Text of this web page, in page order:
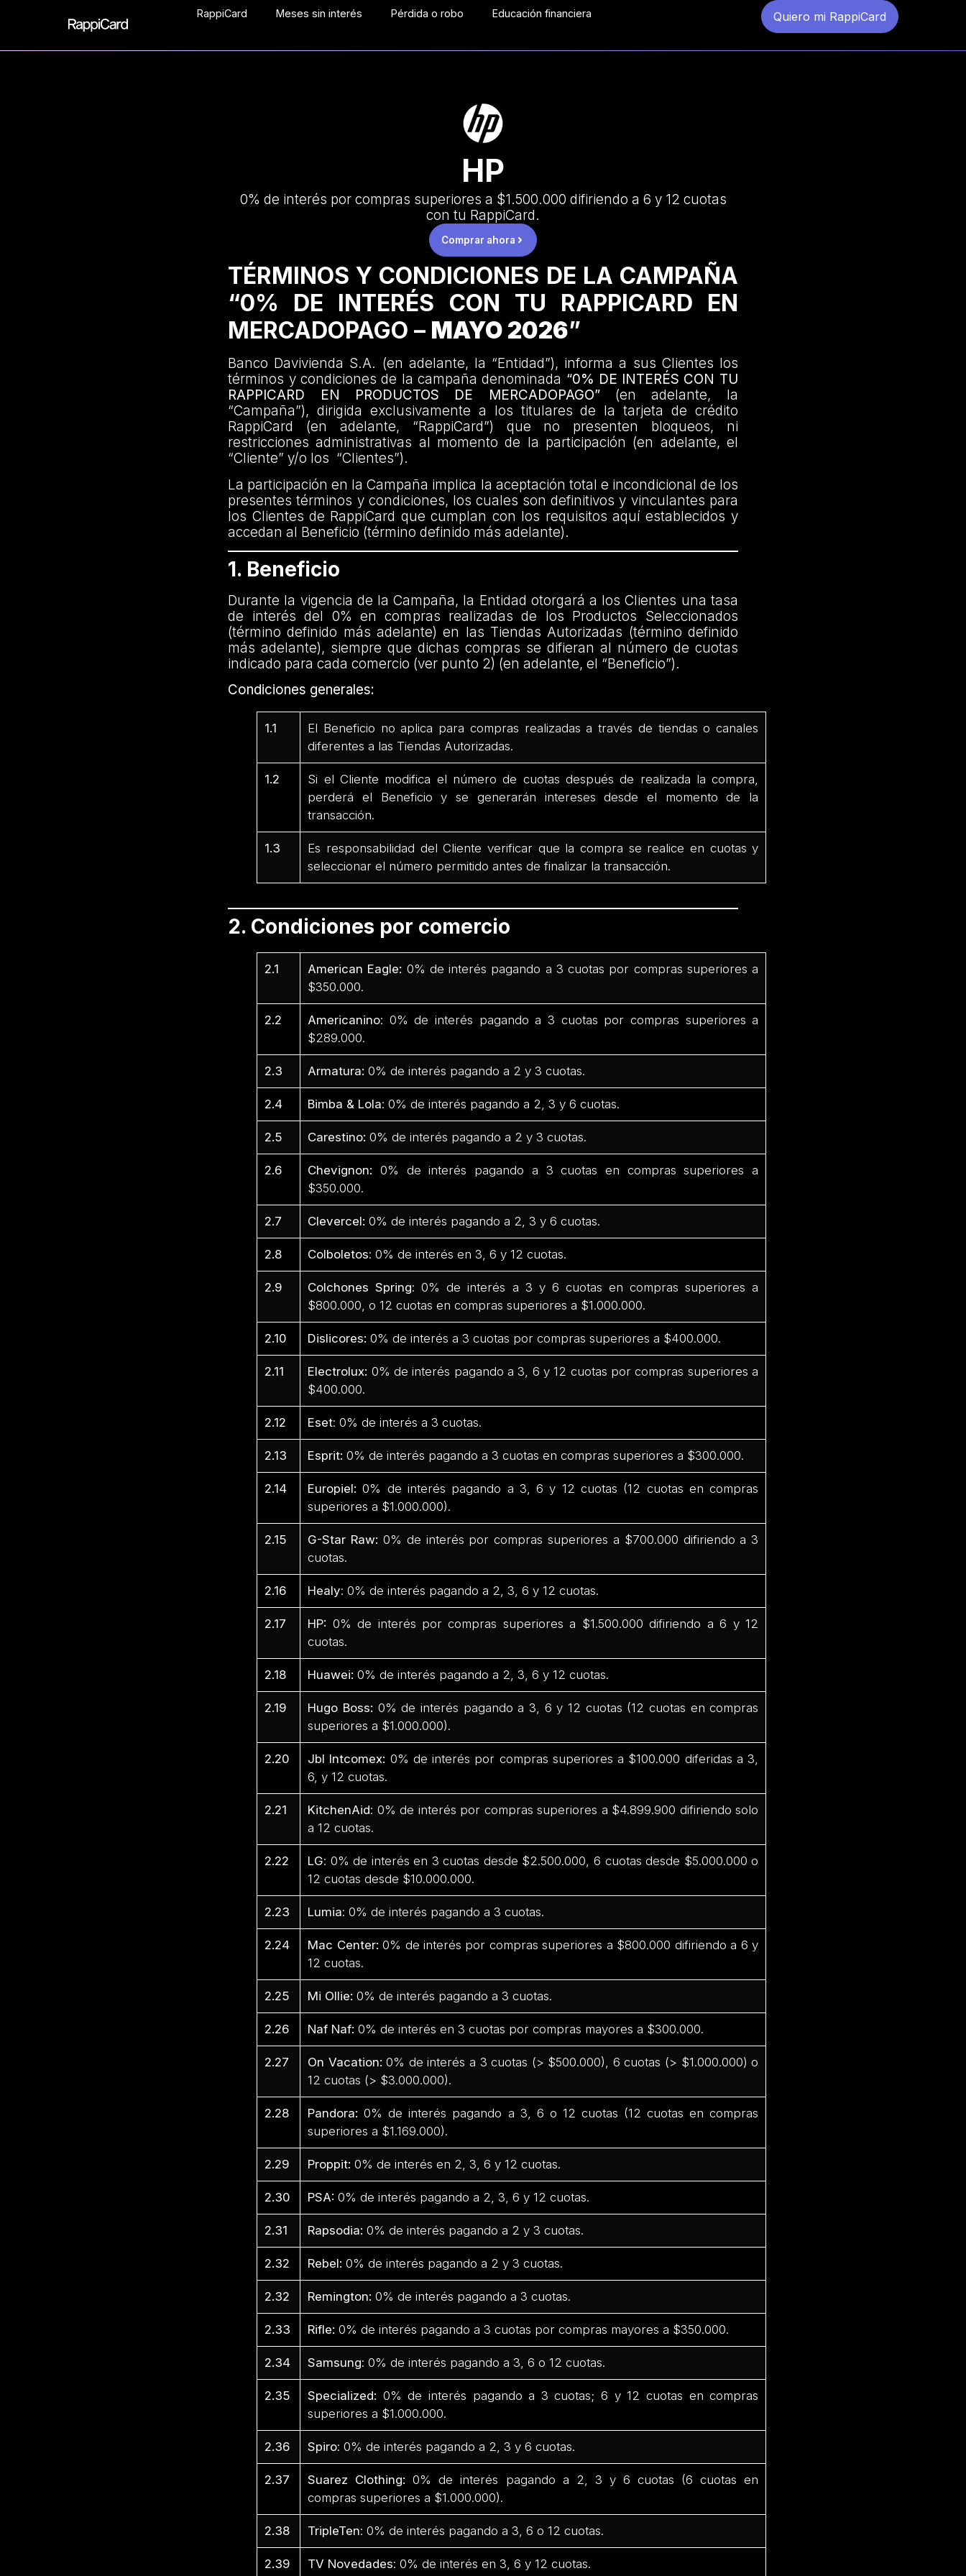
RappiCard Meses sin interés Pérdida o robo Educación financiera Quiero mi RappiCard
HP
0% de interés por compras superiores a $1.500.000 difiriendo a 6 y 12 cuotas
con tu RappiCard.
Comprar ahora
TÉRMINOS Y CONDICIONES DE LA CAMPAÑA
“0% DE INTERÉS CON TU RAPPICARD EN
MERCADOPAGO – MAYO 2026”
Banco Davivienda S.A. (en adelante, la “Entidad”), informa a sus Clientes los
términos y condiciones de la campaña denominada “0% DE INTERÉS CON TU
RAPPICARD EN PRODUCTOS DE MERCADOPAGO”(en adelante, la
“Campaña”), dirigida exclusivamente a los titulares de la tarjeta de crédito
RappiCard (en adelante, “RappiCard”) que no presenten bloqueos, ni
restricciones administrativas al momento de la participación (en adelante, el
“Cliente” y/o los “Clientes”).
La participación en la Campaña implica la aceptación total e incondicional de los
presentes términos y condiciones, los cuales son definitivos y vinculantes para
los Clientes de RappiCard que cumplan con los requisitos aquí establecidos y
accedan al Beneficio (término definido más adelante).
1. Beneficio
Durante la vigencia de la Campaña, la Entidad otorgará a los Clientes una tasa
de interés del 0% en compras realizadas de los Productos Seleccionados
(término definido más adelante) en las Tiendas Autorizadas (término definido
más adelante), siempre que dichas compras se difieran al número de cuotas
indicado para cada comercio (ver punto 2) (en adelante, el “Beneficio”).
Condiciones generales:
1.1
El Beneficio no aplica para compras realizadas a través de tiendas o canales
diferentes a las Tiendas Autorizadas.
1.2
Si el Cliente modifica el número de cuotas después de realizada la compra,
perderá el Beneficio y se generarán intereses desde el momento de la
transacción.
1.3
Es responsabilidad del Cliente verificar que la compra se realice en cuotas y
seleccionar el número permitido antes de finalizar la transacción.
2. Condiciones por comercio
2.1 American Eagle: 0% de interés pagando a 3 cuotas por compras superiores a
$350.000.
2.2 Americanino: 0% de interés pagando a 3 cuotas por compras superiores a
$289.000.
2.3 Armatura: 0% de interés pagando a 2 y 3 cuotas.
2.4 Bimba & Lola: 0% de interés pagando a 2, 3 y 6 cuotas.
2.5 Carestino: 0% de interés pagando a 2 y 3 cuotas.
2.6 Chevignon: 0% de interés pagando a 3 cuotas en compras superiores a
$350.000.
2.7 Clevercel: 0% de interés pagando a 2, 3 y 6 cuotas.
2.8 Colboletos: 0% de interés en 3, 6 y 12 cuotas.
2.9 Colchones Spring: 0% de interés a 3 y 6 cuotas en compras superiores a
$800.000, o 12 cuotas en compras superiores a $1.000.000.
2.10 Dislicores: 0% de interés a 3 cuotas por compras superiores a $400.000.
2.11 Electrolux: 0% de interés pagando a 3, 6 y 12 cuotas por compras superiores a
$400.000.
2.12 Eset: 0% de interés a 3 cuotas.
2.13 Esprit: 0% de interés pagando a 3 cuotas en compras superiores a $300.000.
2.14 Europiel: 0% de interés pagando a 3, 6 y 12 cuotas (12 cuotas en compras
superiores a $1.000.000).
2.15 G-Star Raw: 0% de interés por compras superiores a $700.000 difiriendo a 3
cuotas.
2.16 Healy: 0% de interés pagando a 2, 3, 6 y 12 cuotas.
2.17 HP: 0% de interés por compras superiores a $1.500.000 difiriendo a 6 y 12
cuotas.
2.18 Huawei: 0% de interés pagando a 2, 3, 6 y 12 cuotas.
2.19 Hugo Boss: 0% de interés pagando a 3, 6 y 12 cuotas (12 cuotas en compras
superiores a $1.000.000).
2.20 Jbl Intcomex: 0% de interés por compras superiores a $100.000 diferidas a 3,
6, y 12 cuotas.
2.21 KitchenAid: 0% de interés por compras superiores a $4.899.900 difiriendo solo
a 12 cuotas.
2.22 LG: 0% de interés en 3 cuotas desde $2.500.000, 6 cuotas desde $5.000.000 o
12 cuotas desde $10.000.000.
2.23 Lumia: 0% de interés pagando a 3 cuotas.
2.24 Mac Center: 0% de interés por compras superiores a $800.000 difiriendo a 6 y
12 cuotas.
2.25 Mi Ollie:0% de interés pagando a 3 cuotas.
2.26 Naf Naf: 0% de interés en 3 cuotas por compras mayores a $300.000.
2.27 On Vacation:0% de interés a 3 cuotas (> $500.000), 6 cuotas (> $1.000.000) o
12 cuotas (> $3.000.000).
2.28 Pandora: 0% de interés pagando a 3, 6 o 12 cuotas (12 cuotas en compras
superiores a $1.169.000).
2.29 Proppit: 0% de interés en 2, 3, 6 y 12 cuotas.
2.30 PSA: 0% de interés pagando a 2, 3, 6 y 12 cuotas.
2.31 Rapsodia: 0% de interés pagando a 2 y 3 cuotas.
2.32 Rebel: 0% de interés pagando a 2 y 3 cuotas.
2.32 Remington: 0% de interés pagando a 3 cuotas.
2.33 Rifle:0% de interés pagando a 3 cuotas por compras mayores a $350.000.
2.34 Samsung: 0% de interés pagando a 3, 6 o 12 cuotas.
2.35 Specialized: 0% de interés pagando a 3 cuotas; 6 y 12 cuotas en compras
superiores a $1.000.000.
2.36 Spiro: 0% de interés pagando a 2, 3 y 6 cuotas.
2.37 Suarez Clothing: 0% de interés pagando a 2, 3 y 6 cuotas (6 cuotas en
compras superiores a $1.000.000).
2.38 TripleTen: 0% de interés pagando a 3, 6 o 12 cuotas.
2.39 TV Novedades: 0% de interés en 3, 6 y 12 cuotas.